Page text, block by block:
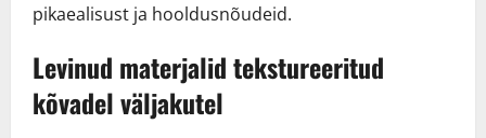
pikaealisust ja hooldusnõudeid.
Levinud materjalid tekstureeritud
kõvadel väljakutel